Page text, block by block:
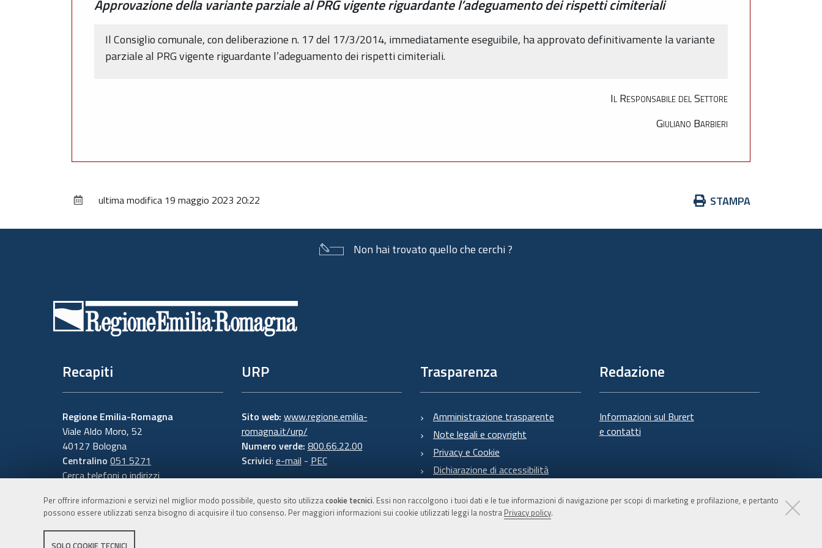
Per offrire informazioni e servizi nel miglior modo possibile, questo sito utilizzacookie tecnici. Essi non raccolgono i tuoi dati e le tue informazioni di navigazione per scopi di marketing e profilazione, e pertanto
possono essere utilizzati senza bisogno di acquisire il tuo consenso. Per maggiori informazioni sui cookie utilizzati leggi la nostra Privacy policy.
SOLO COOKIE TECNICI
Approvazione della variante parziale al PRG vigente riguardante l’adeguamento dei rispetti cimiteriali
Il Consiglio comunale, con deliberazione n. 17 del 17/3/2014, immediatamente eseguibile, ha approvato definitivamente la variante
parziale al PRG vigente riguardante l’adeguamento dei rispetti cimiteriali.
Il Responsabile del Settore
Giuliano Barbieri
Azioni
documento
STAMPA
ultima modifica 19 maggio 2023 20:22
Non hai trovato quello che cerchi ?
Recapiti
Regione Emilia-Romagna
Viale Aldo Moro, 52
40127 Bologna
Centralino 051 5271
Cerca telefoni o indirizzi
URP
Sito web: www.regione.emilia-
romagna.it/urp/
Numero verde: 800.66.22.00
Scrivici: e-mail - PEC
Trasparenza
Amministrazione trasparente
Note legali e copyright
Privacy e Cookie
Dichiarazione di accessibilità
Redazione
Informazioni sul Burert
e contatti